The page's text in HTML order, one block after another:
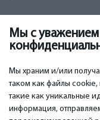
Мы с
Мы храним и/или
таком как файлы
такие как уникальные
информация,
97.00€
1 2